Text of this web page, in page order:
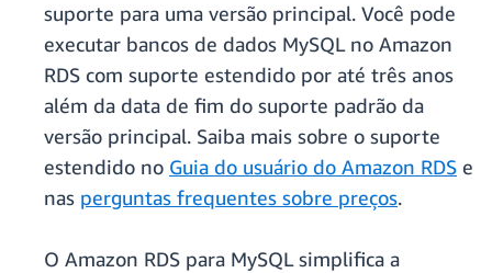
suporte para uma versão principal. Você pode
executar bancos de dados MySQL no Amazon
RDS com suporte estendido por até três anos
além da data de fim do suporte padrão da
versão principal. Saiba mais sobre o suporte
estendido no Guia do usuário do Amazon RDS e
nas perguntas frequentes sobre preços.
O Amazon RDS para MySQL simplifica a